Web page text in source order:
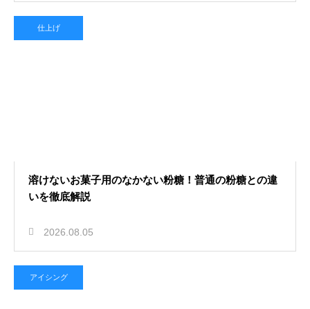
仕上げ
溶けないお菓子用のなかない粉糖！普通の粉糖との違
いを徹底解説
2026.08.05
アイシング